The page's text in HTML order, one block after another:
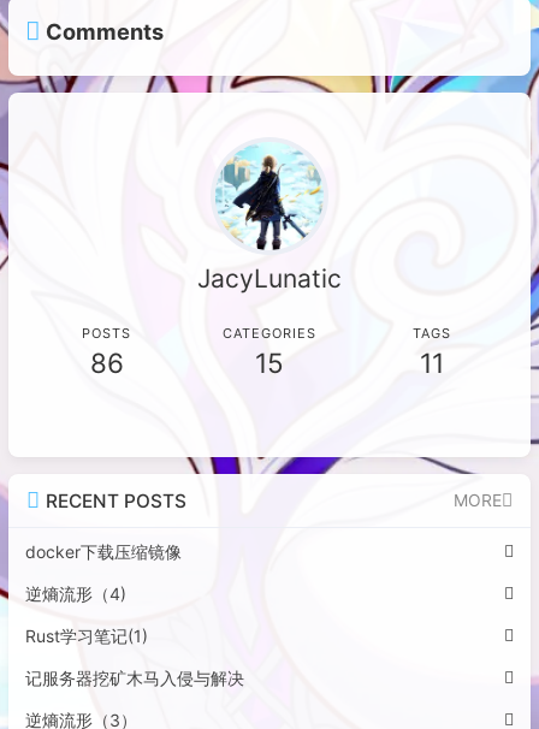
Comments
JacyLunatic
POSTS
86
CATEGORIES
15
TAGS
11
RECENT POSTS MORE
docker下载压缩镜像
逆熵流形（4)
Rust学习笔记(1)
记服务器挖矿木马入侵与解决
逆熵流形（3）